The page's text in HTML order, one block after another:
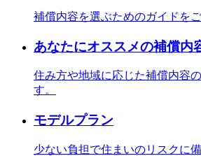
補償内容を選ぶためのガイドを
あなたにオススメの補償内
住み方や地域に応じた補償内容
す。
モデルプラン
少ない負担で住まいのリスクに